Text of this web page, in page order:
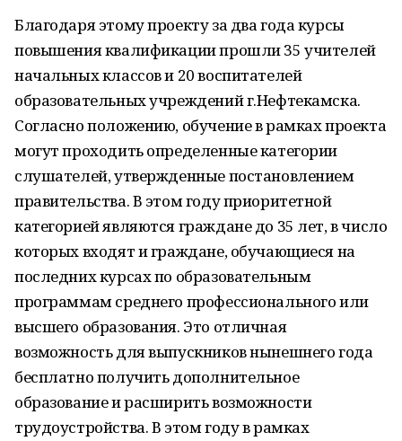
Благодаря этому проекту за два года курсы
повышения квалификации прошли 35 учителей
начальных классов и 20 воспитателей
образовательных учреждений г.Нефтекамска.
Согласно положению, обучение в рамках проекта
могут проходить определенные категории
слушателей, утвержденные постановлением
правительства. В этом году приоритетной
категорией являются граждане до 35 лет, в число
которых входят и граждане, обучающиеся на
последних курсах по образовательным
программам среднего профессионального или
высшего образования. Это отличная
возможность для выпускников нынешнего года
бесплатно получить дополнительное
образование и расширить возможности
трудоустройства. В этом году в рамках